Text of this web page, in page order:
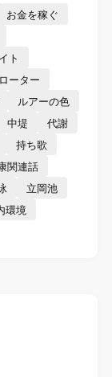
お金を稼ぐ
ト
ーター
ルアーの色
中堤
代謝
持ち歌
関連話
立岡池
環境